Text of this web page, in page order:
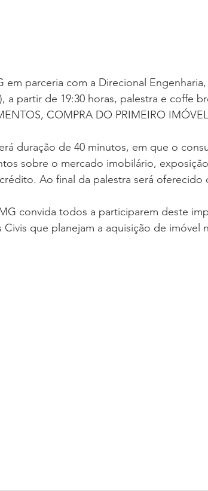
em parceria com a Direcional
a partir de 19:30 horas, palestra e coffe
COMPRA DO PRIMEIRO
duração de 40 minutos, em que o
sobre o mercado imobilário,
Ao final da palestra será oferecido
convida todos a participarem deste
Civis que planejam a aquisição de imóvel